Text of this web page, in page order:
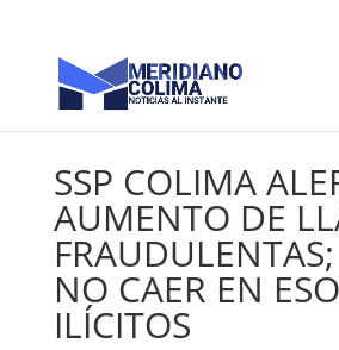
SSP COLIMA
AUMENTO DE
NO CAER EN
ILÍCITOS